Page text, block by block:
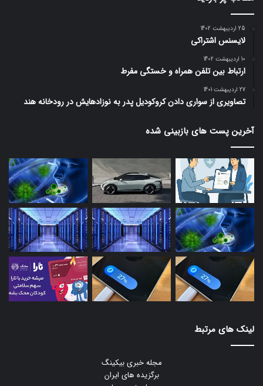
25 اردیبهشت 1402
لایسنس اشتراکی
10 اردیبهشت 1402
ارتباط بین تلفن همراه و خستگی مفرط
27 اردیبهشت 1401
تصاویری از سواری دادن کروکودیل پدر به نوزادهایش در رودخانه هند
آخرین پست های بازبینی شده
لینک های مرتبط
مجله خبری بیکینگ
برگزیده های ایران